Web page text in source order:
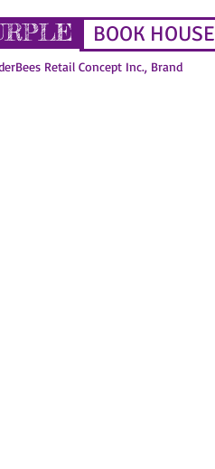
BOOK HOUSE
Retail Concept Inc., Brand